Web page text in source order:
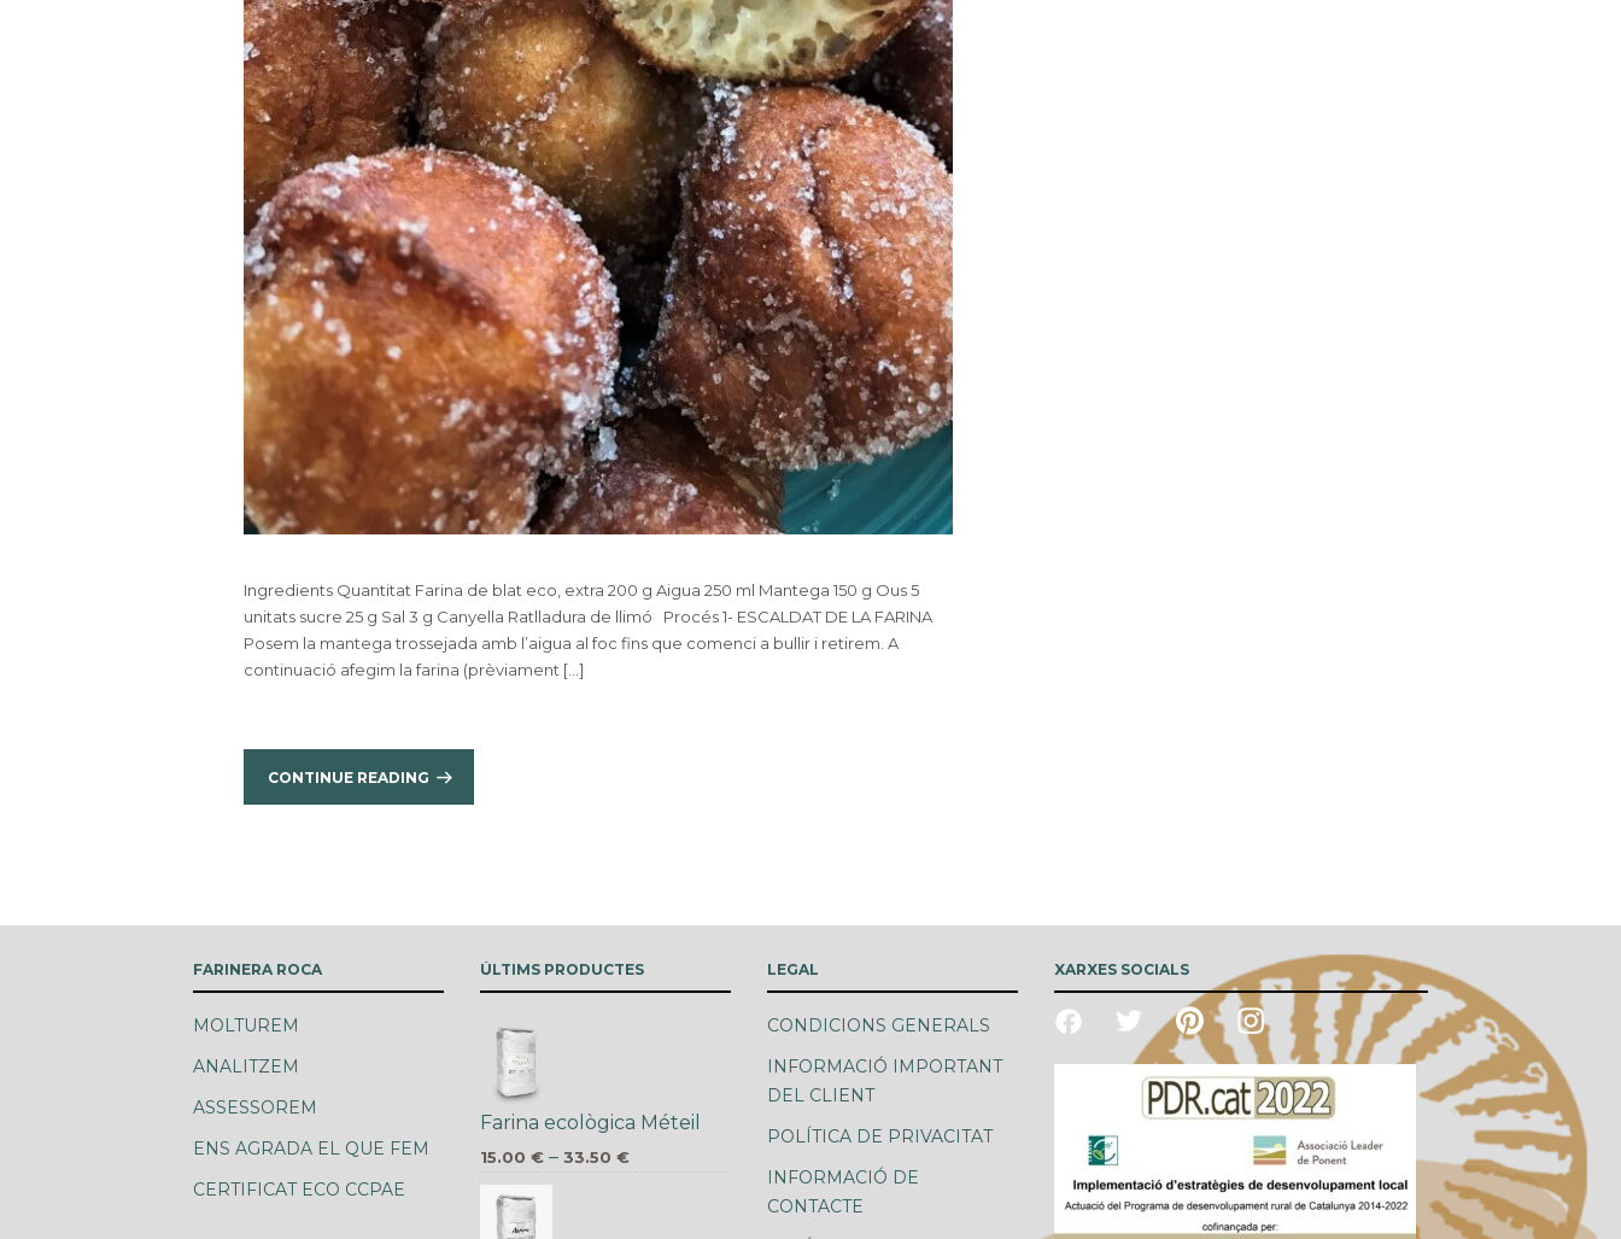
Ingredients Quantitat Farina de blat eco, extra 200 g Aigua 250 ml Mantega 150 g Ous 5
unitats sucre 25 g Sal 3 g Canyella Ratlladura de llimó Procés 1- ESCALDAT DE LA FARINA
Posem la mantega trossejada amb l’aigua al foc fins que comenci a bullir i retirem. A
continuació afegim la farina (prèviament […]
CONTINUE READING
FARINERA ROCA
MOLTUREM
ANALITZEM
ASSESSOREM
ENS AGRADA EL QUE FEM
CERTIFICAT ECO CCPAE
ÚLTIMS PRODUCTES
Farina ecològica Méteil
15.00 €– 33.50 €
LEGAL
CONDICIONS GENERALS
INFORMACIÓ IMPORTANT
DEL CLIENT
POLÍTICA DE PRIVACITAT
INFORMACIÓ DE
CONTACTE
XARXES SOCIALS